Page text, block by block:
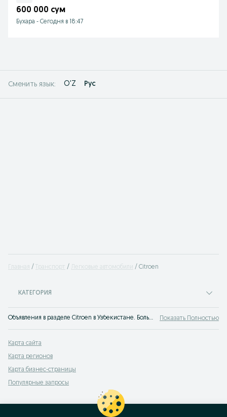
600 000 сум
Бухара - Сегодня в 18:47
Сменить язык: O'Z Рус
Главная Транспорт Легковые автомобили Citroen
КАТЕГОРИЯ
Объявления в разделе Citroen в Узбекистане. Большой выбор товаров и услуг по выгодным ценам на OLX! Лучшие предложения ждут тебя на OLX.uz! Показать Полностью
Карта сайта
Карта регионов
Карта бизнес-страницы
Популярные запросы